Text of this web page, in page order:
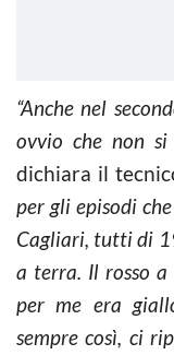
“Anche nel
ovvio che non si
dichiara il
per gli episodi
Cagliari, tutti di
a terra. Il rosso
per me era
sempre così, ci